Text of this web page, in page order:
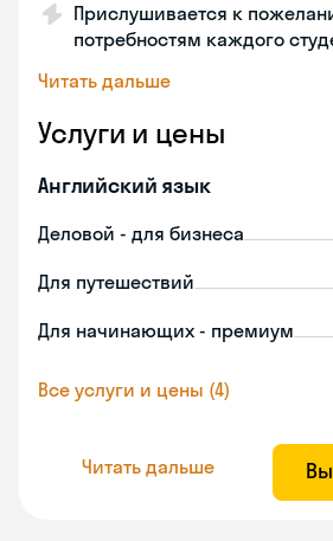
Прислушивается к
потребностям каждого
Читать дальше
Услуги и цены
Английский язык
Деловой - для бизнеса
Для путешествий
Для начинающих - премиум
Все услуги и цены (4)
Читать дальше